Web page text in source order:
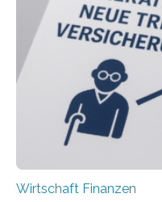
Wirtschaft Finanzen